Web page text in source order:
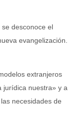
desconoce el
evangelización.
extranjeros
jurídica nuestra» y a
necesidades de